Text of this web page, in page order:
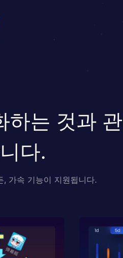
는 것과
다.
가속 기능이 지원됩니다.